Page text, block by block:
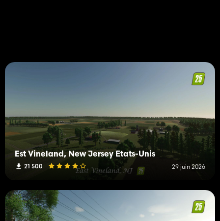
Est Vineland, New Jersey États-Unis
21 500 29 juin 2026